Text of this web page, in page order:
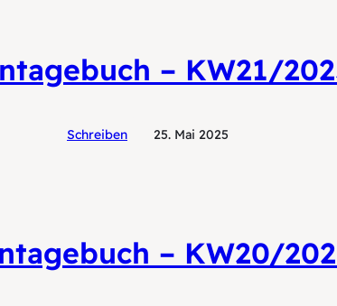
– KW21/
Schreiben 25. Mai 2025
– KW20/